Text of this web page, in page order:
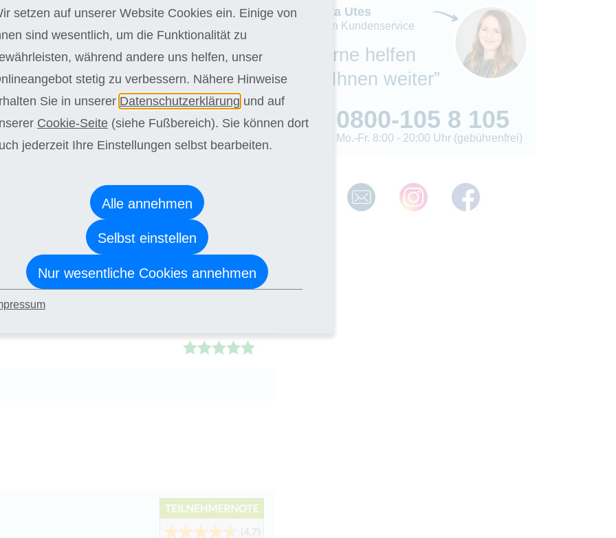
bei einer wöchentlichen Bearbeitungszeit
Wir bieten Ihnen jedoch die Möglichkeit schneller oder
Die Regelstudienzeit kann bei langsamerem
36 Monate kostenlos überschritten werden.
Sie niemals alleine da. Vertrauen Sie auf eine
Betreuung durch unsere sympathischen Fachdozenten,
auf Ihre Bedürfnisse eingehen, sich Zeit für Sie nehmen
unterstützen. Profitieren Sie von flexiblen
und erleben Sie einen inspirierenden Austausch, der
abwechslungsreich und unvergesslich werden lässt.
Einsendeaufgaben: Laudius-Zeugnis
Abschlussarbeit: Laudius-Zertifikat
Madita Utes
Leiterin Kundenservice
“Gerne helfen
wir Ihnen weiter”
0800-105 8 105
Mo.-Fr. 8:00 - 20:00 Uhr (gebührenfrei)
setzen auf unserer Website Cookies ein. Einige von
sind wesentlich, um die Funktionalität zu
während andere uns helfen, unser
stetig zu verbessern. Nähere Hinweise
Sie in unserer Datenschutzerklärung und auf
Cookie-Seite (siehe Fußbereich). Sie können dort
jederzeit Ihre Einstellungen selbst bearbeiten.
Alle annehmen
Selbst einstellen
Nur wesentliche Cookies annehmen